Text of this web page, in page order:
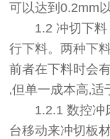
可以达到0.2mm
1.2 冲切下料
行下料。两种下
前者在下料时会
‚但单一成本高‚适
1.2.1 数控冲床
台移动来冲切板